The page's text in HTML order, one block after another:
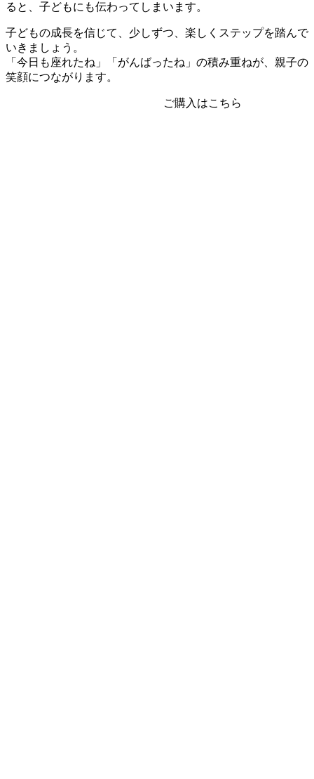
ると、子どもにも伝わってしまいます。
子どもの成長を信じて、少しずつ、楽しくステップを踏んで
いきましょう。
「今日も座れたね」「がんばったね」の積み重ねが、親子の
笑顔につながります。
ご購入はこちら